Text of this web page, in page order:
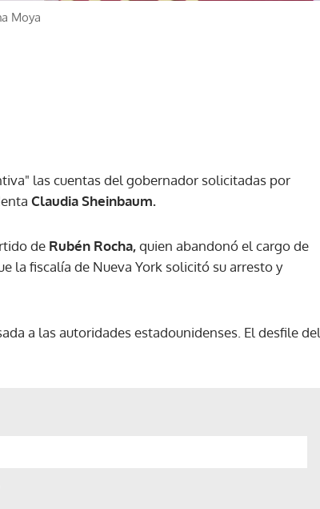
Moya
las cuentas del gobernador solicitadas por
Claudia Sheinbaum.
de Rubén Rocha,quien abandonó el cargo de
la fiscalía de Nueva York solicitó su arresto y
a las autoridades estadounidenses. El desfile del